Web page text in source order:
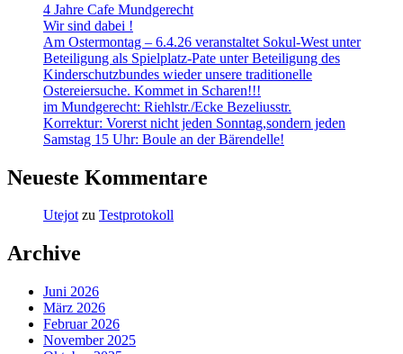
4 Jahre Cafe Mundgerecht
Wir sind dabei !
Am Ostermontag – 6.4.26 veranstaltet Sokul-West unter
Beteiligung als Spielplatz-Pate unter Beteiligung des
Kinderschutzbundes wieder unsere traditionelle
Ostereiersuche. Kommet in Scharen!!!
im Mundgerecht: Riehlstr./Ecke Bezeliusstr.
Korrektur: Vorerst nicht jeden Sonntag,sondern jeden
Samstag 15 Uhr: Boule an der Bärendelle!
Neueste Kommentare
Utejotzu Testprotokoll
Archive
Juni 2026
März 2026
Februar 2026
November 2025